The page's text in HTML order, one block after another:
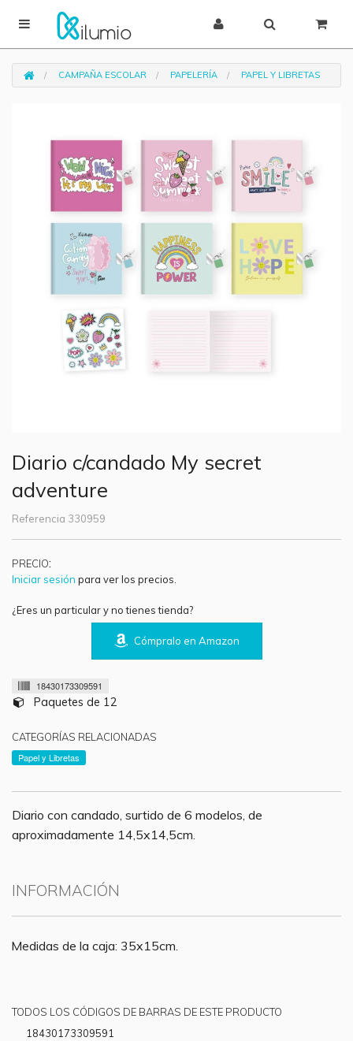
CAMPAÑA ESCOLAR PAPELERÍA PAPEL Y LIBRETAS
Diario c/candado My secret
adventure
Referencia 330959
PRECIO:
Iniciar sesión para ver los precios.
¿Eres un particular y no tienes tienda?
Cómpralo en Amazon
18430173309591
Paquetes de 12
CATEGORÍAS RELACIONADAS
Papel y Libretas
Diario con candado, surtido de 6 modelos, de
aproximadamente 14,5x14,5cm.
INFORMACIÓN
Medidas de la caja: 35x15cm.
TODOS LOS CÓDIGOS DE BARRAS DE ESTE PRODUCTO
18430173309591